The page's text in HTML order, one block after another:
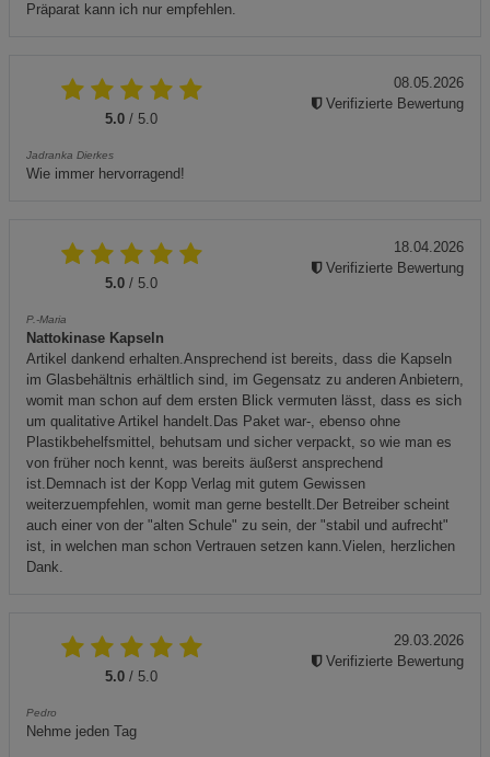
Präparat kann ich nur empfehlen.
5.0 / 5.0
Jadranka Dierkes
Wie immer hervorragend!
08.05.2026
Verifizierte Bewertung
5.0 / 5.0
P.-Maria
Nattokinase Kapseln
Artikel dankend erhalten.Ansprechend ist bereits, dass die Kapseln
im Glasbehältnis erhältlich sind, im Gegensatz zu anderen Anbietern,
womit man schon auf dem ersten Blick vermuten lässt, dass es sich
um qualitative Artikel handelt.Das Paket war-, ebenso ohne
Plastikbehelfsmittel, behutsam und sicher verpackt, so wie man es
von früher noch kennt, was bereits äußerst ansprechend
ist.Demnach ist der Kopp Verlag mit gutem Gewissen
weiterzuempfehlen, womit man gerne bestellt.Der Betreiber scheint
auch einer von der "alten Schule" zu sein, der "stabil und aufrecht"
ist, in welchen man schon Vertrauen setzen kann.Vielen, herzlichen
Dank.
18.04.2026
Verifizierte Bewertung
5.0 / 5.0
Pedro
Nehme jeden Tag
29.03.2026
Verifizierte Bewertung